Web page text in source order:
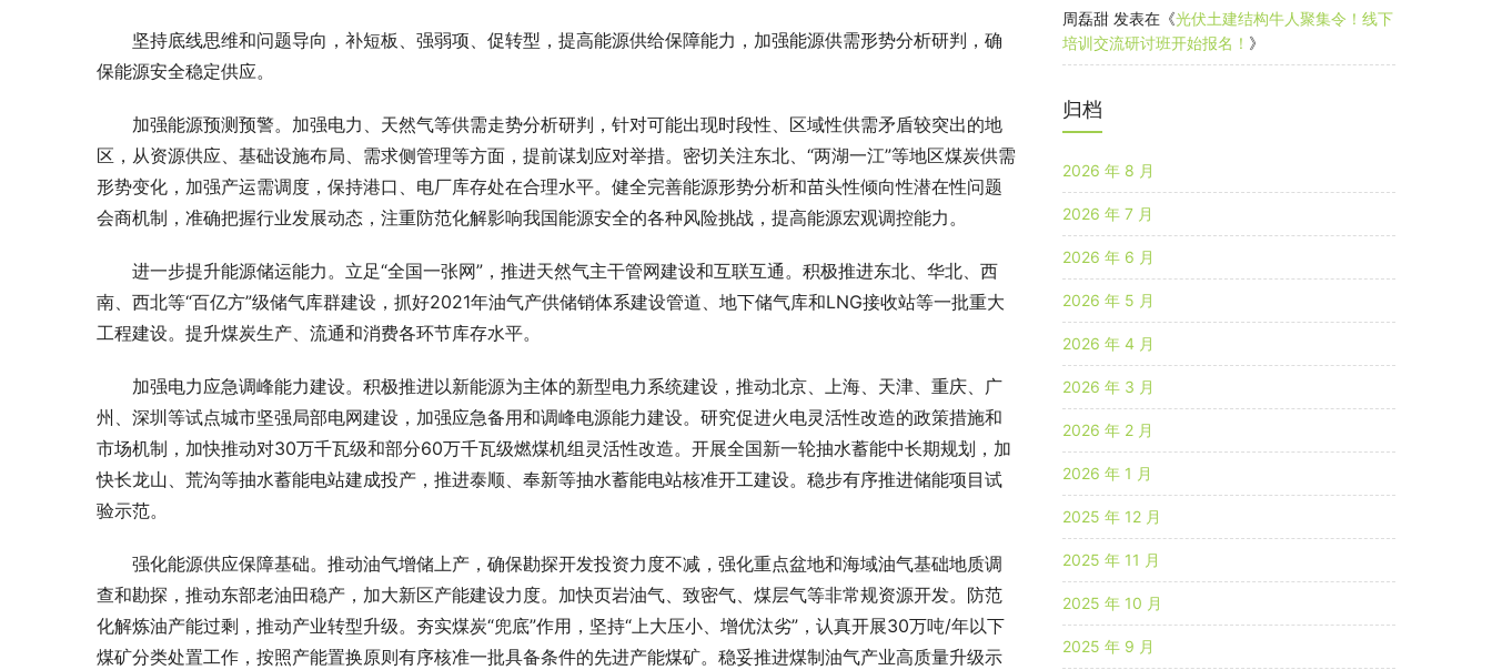
坚持底线思维和问题导向，补短板、强弱项、促转型，提高能源供给保障能力，加强能源供需形势分析研判，确
保能源安全稳定供应。
加强能源预测预警。加强电力、天然气等供需走势分析研判，针对可能出现时段性、区域性供需矛盾较突出的地
区，从资源供应、基础设施布局、需求侧管理等方面，提前谋划应对举措。密切关注东北、“两湖一江”等地区煤炭供需
形势变化，加强产运需调度，保持港口、电厂库存处在合理水平。健全完善能源形势分析和苗头性倾向性潜在性问题
会商机制，准确把握行业发展动态，注重防范化解影响我国能源安全的各种风险挑战，提高能源宏观调控能力。
进一步提升能源储运能力。立足“全国一张网”，推进天然气主干管网建设和互联互通。积极推进东北、华北、西
南、西北等“百亿方”级储气库群建设，抓好2021年油气产供储销体系建设管道、地下储气库和LNG接收站等一批重大
工程建设。提升煤炭生产、流通和消费各环节库存水平。
加强电力应急调峰能力建设。积极推进以新能源为主体的新型电力系统建设，推动北京、上海、天津、重庆、广
州、深圳等试点城市坚强局部电网建设，加强应急备用和调峰电源能力建设。研究促进火电灵活性改造的政策措施和
市场机制，加快推动对30万千瓦级和部分60万千瓦级燃煤机组灵活性改造。开展全国新一轮抽水蓄能中长期规划，加
快长龙山、荒沟等抽水蓄能电站建成投产，推进泰顺、奉新等抽水蓄能电站核准开工建设。稳步有序推进储能项目试
验示范。
强化能源供应保障基础。推动油气增储上产，确保勘探开发投资力度不减，强化重点盆地和海域油气基础地质调
查和勘探，推动东部老油田稳产，加大新区产能建设力度。加快页岩油气、致密气、煤层气等非常规资源开发。防范
化解炼油产能过剩，推动产业转型升级。夯实煤炭“兜底”作用，坚持“上大压小、增优汰劣”，认真开展30万吨/年以下
煤矿分类处置工作，按照产能置换原则有序核准一批具备条件的先进产能煤矿。稳妥推进煤制油气产业高质量升级示
周磊甜 发表在《光伏土建结构牛人聚集令！线下
培训交流研讨班开始报名！ 》
归档
2026 年 8 月
2026 年 7 月
2026 年 6 月
2026 年 5 月
2026 年 4 月
2026 年 3 月
2026 年 2 月
2026 年 1 月
2025 年 12 月
2025 年 11 月
2025 年 10 月
2025 年 9 月